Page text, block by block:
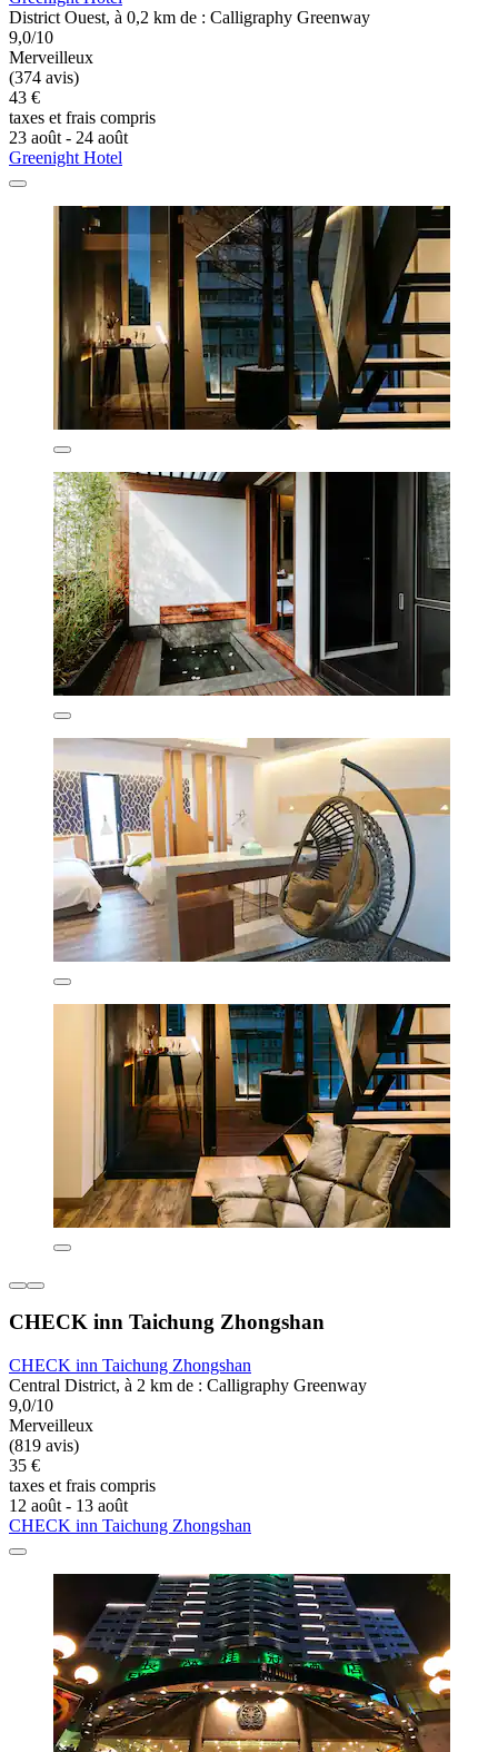
District Ouest, à 0,2 km de : Calligraphy Greenway
9,0/10
Merveilleux
(374 avis)
43 €
taxes et frais compris
23 août - 24 août
Greenight Hotel
CHECK inn Taichung Zhongshan
CHECK inn Taichung Zhongshan
Central District, à 2 km de : Calligraphy Greenway
9,0/10
Merveilleux
(819 avis)
35 €
taxes et frais compris
12 août - 13 août
CHECK inn Taichung Zhongshan